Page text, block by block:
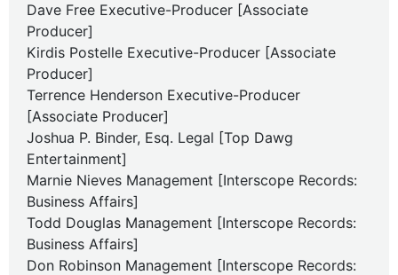
Dave Free Executive-Producer [Associate
Producer]
Kirdis Postelle Executive-Producer [Associate
Producer]
Terrence Henderson Executive-Producer
[Associate Producer]
Joshua P. Binder, Esq. Legal [Top Dawg
Entertainment]
Marnie Nieves Management [Interscope Records:
Business Affairs]
Todd Douglas Management [Interscope Records:
Business Affairs]
Don Robinson Management [Interscope Records: